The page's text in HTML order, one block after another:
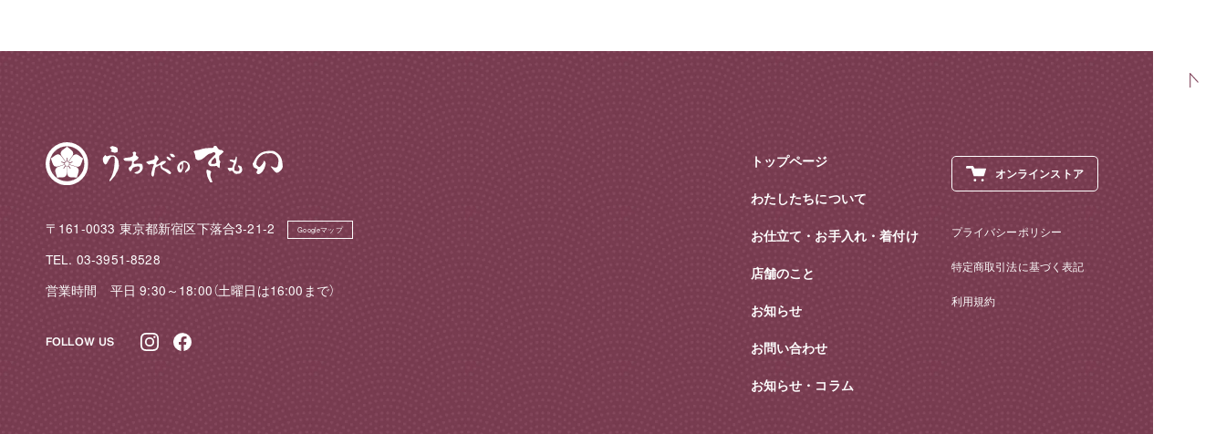
〒161-0033 東京都新宿区下落合3-21-2 Googleマップ
TEL. 03-3951-8528
営業時間 平日 9:30～18:00（土曜日は16:00まで）
FOLLOW US
トップページ
わたしたちについて
お仕立て・お手入れ・着付け
店舗のこと
お知らせ
お問い合わせ
お知らせ・コラム
オンラインストア
プライバシーポリシー
特定商取引法に基づく表記
利用規約